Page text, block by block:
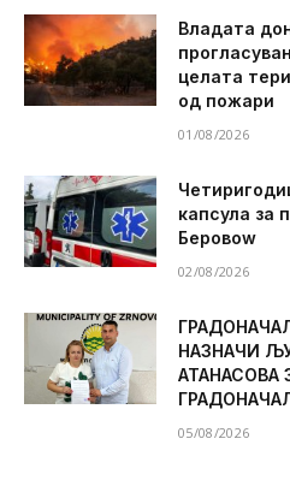
Владата
целата
од пожари
01/08/2026
капсула за
Беровоw
02/08/2026
НАЗНАЧИ
АТАНАСОВА
05/08/2026